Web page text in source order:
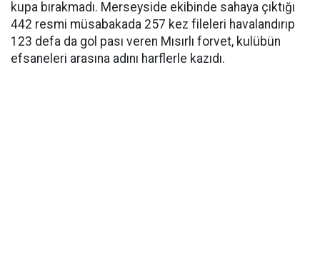
kupa bırakmadı. Merseyside ekibinde sahaya çıktığı
442 resmi müsabakada 257 kez fileleri havalandırıp
123 defa da gol pası veren Mısırlı forvet, kulübün
efsaneleri arasına adını harflerle kazıdı.